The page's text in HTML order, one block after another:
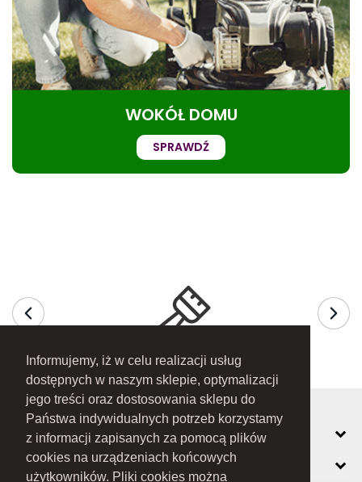
Informujemy, iż w celu realizacji usług
dostępnych w naszym sklepie, optymalizacji
jego treści oraz dostosowania sklepu do
Państwa indywidualnych potrzeb korzystamy
z informacji zapisanych za pomocą plików
cookies na urządzeniach końcowych
użytkowników. Pliki cookies można
WOKÓŁ DOMU
SPRAWDŹ
MOJE KONTO
INFORMACJE